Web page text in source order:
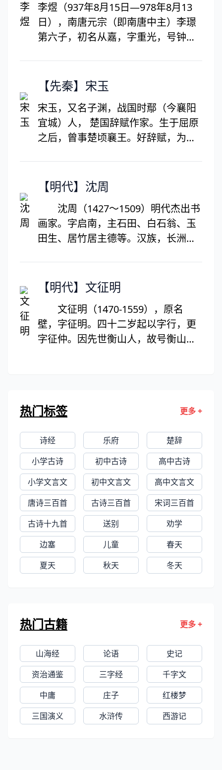
史上山水诗派的开创者。由谢灵运
始，山水诗乃成中国文学史上的一大
流派，最著名的是《山居赋》，也是
曾奉诏撰《晋书》。《隋书·经籍志》
《晋书》录有《谢灵运集》等14种。
李煜（937年8月15日―978年8月13
日），南唐元宗（即南唐中主）李璟
第六子，初名从嘉，字重光，号钟
铜山区），南唐最后一位国君。李煜
一定造诣，尤以词的成就最高。李煜
的词，继承了晚唐以来温庭筠、韦庄
等花间派词人的传统，又受李璟、冯
词作更是题材广阔，含意深沉，在晚
唐五代词中别树一帜，对后世词坛影
响深远。
【先秦】宋玉
宋玉，又名子渊，战国时鄢（今襄阳
宜城）人， 楚国辞赋作家。生于屈原
之后，曾事楚顷襄王。好辞赋，为屈
文志第十》录有赋16篇，今多亡佚。
赋》《登徒子好色赋》等，但后3篇有
人怀疑不是他所作。所谓“下里巴
人”、“阳春白雪”、“曲高和寡”的典故
【明代】沈周
沈周（1427～1509）明代杰出书
画家。字启南，主石田、白石翁、玉
田生、居竹居主德等。汉族，长洲
岁。不应科举，专事诗文、书画，是
文徵明、唐寅、仇英并称“明四家”。
传世作品有《庐山高图》、《秋林话
旧图》、《沧州趣图》。著有《石田
【明代】文征明
文征明（1470-1559），原名
壁，字征明。四十二岁起以字行，更
字征仲。因先世衡山人，故号衡山居
官翰林待诏。诗宗白居易、苏轼，文
沈周。在诗文上，与祝允明、唐寅、
徐祯卿 并称“吴中四才子”。在画史上
与沈周、唐寅、仇英合称“吴门四
家”。
热门标签 更多 +
诗经 乐府
楚辞
小学古诗
初中古诗
高中古诗
小学文言文
初中文言文
高中文言文
唐诗三百首
古诗三百首
宋词三百首
古诗十九首
送别
劝学
边塞
儿童
春天
夏天
秋天 冬天
热门古籍 更多 +
山海经 论语
史记
资治通鉴
三字经
千字文
中庸
庄子
红楼梦
三国演义
水浒传 西游记